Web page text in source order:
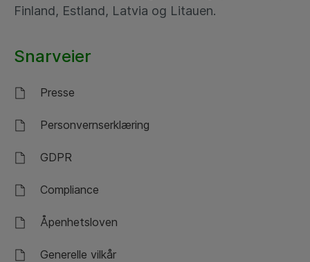
Finland, Estland, Latvia og Litauen.
Snarveier
Presse
Personvernserklæring
GDPR
Compliance
Åpenhetsloven
Generelle vilkår